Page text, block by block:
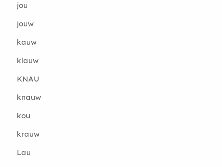
jou
jouw
kauw
klauw
KNAU
knauw
kou
krauw
Lau